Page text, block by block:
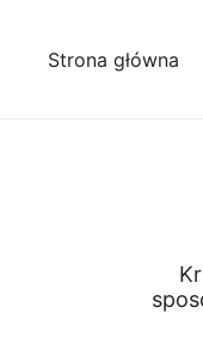
Strona główna